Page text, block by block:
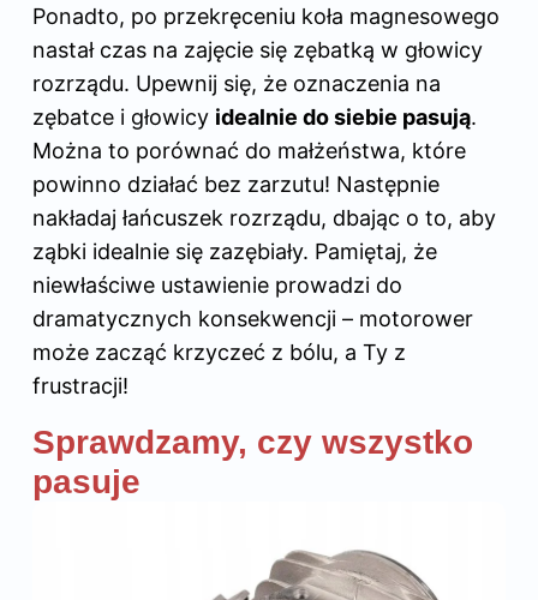
Ponadto, po przekręceniu koła magnesowego
nastał czas na zajęcie się zębatką w głowicy
rozrządu. Upewnij się, że oznaczenia na
zębatce i głowicy idealnie do siebie pasują.
Można to porównać do małżeństwa, które
powinno działać bez zarzutu! Następnie
nakładaj łańcuszek rozrządu, dbając o to, aby
ząbki idealnie się zazębiały. Pamiętaj, że
niewłaściwe ustawienie prowadzi do
dramatycznych konsekwencji – motorower
może zacząć krzyczeć z bólu, a Ty z
frustracji!
Sprawdzamy, czy wszystko
pasuje